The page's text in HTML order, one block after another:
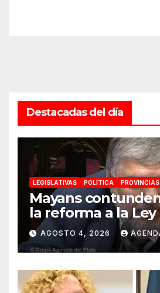
Destacadas del día
LEGISLATIVAS POLÍTICA PROVINCIAS
Mayans
la reforma a la Ley
«Esta ley vende el
AGOSTO 4, 2026